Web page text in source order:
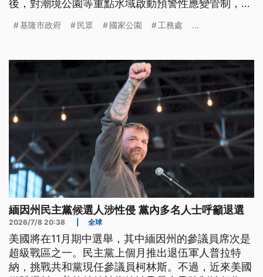
後，對潮境公園等重點水域啟動預警性應變管制，八
基隆市政府 民眾 國家公園 工務處 ...
緬因州民主黨候選人涉性侵 黨內多名人士呼籲退選
2026/7/8 20:38 全球
美國將在11月期中選舉，其中緬因州的參議員席次是
超級戰區之一。民主黨上個月推出退伍軍人普拉特
納，挑戰共和黨現任參議員柯林斯。不過，近來美國